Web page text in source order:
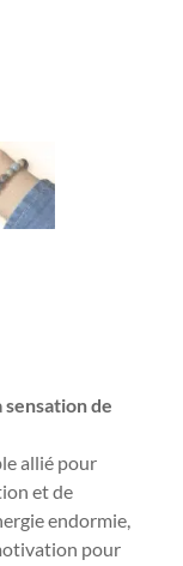
sensation de
allié pour
et de
endormie,
pour